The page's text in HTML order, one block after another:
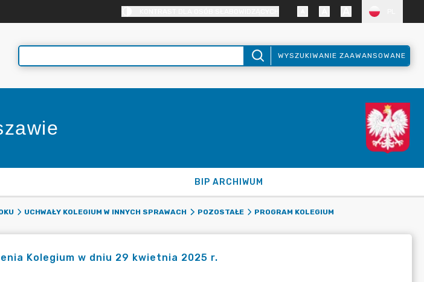
WYSZUKIWANIE ZAAWANSOWANE
BIP ARCHIWUM
UCHWAŁY KOLEGIUM W INNYCH SPRAWACH POZOSTAŁE
PROGRAM KOLEGIUM
Kolegium w dniu 29 kwietnia 2025 r.